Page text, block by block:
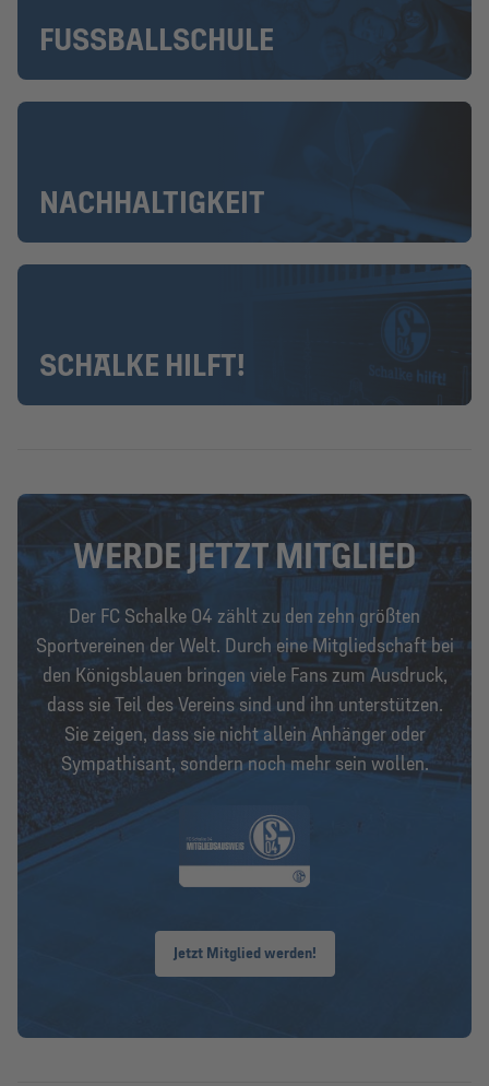
FUSSBALLSCHULE
NACHHALTIGKEIT
SCHALKE HILFT!
WERDE JETZT MITGLIED
Der FC Schalke 04 zählt zu den zehn größten
Sportvereinen der Welt. Durch eine Mitgliedschaft bei
den Königsblauen bringen viele Fans zum Ausdruck,
dass sie Teil des Vereins sind und ihn unterstützen.
Sie zeigen, dass sie nicht allein Anhänger oder
Sympathisant, sondern noch mehr sein wollen.
Jetzt Mitglied werden!